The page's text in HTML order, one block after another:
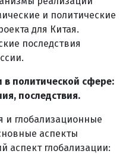
и политические
для Китая.
последствия
в политической сфере:
последствия.
и глобализационные
аспекты
аспект глобализации: